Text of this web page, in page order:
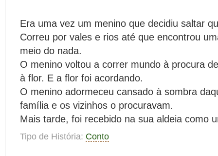
Era uma vez um menino que decidiu saltar
Correu por vales e rios até que encontrou
meio do nada.
O menino voltou a correr mundo à procura
à flor. E a flor foi acordando.
O menino adormeceu cansado à sombra
família e os vizinhos o procuravam.
Mais tarde, foi recebido na sua aldeia como
Tipo de História: Conto